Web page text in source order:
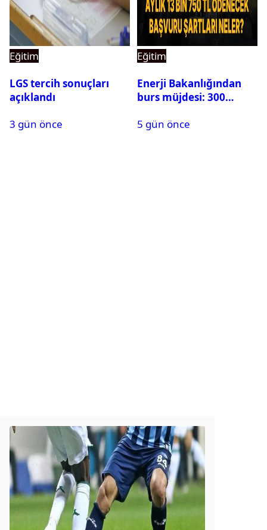
Eğitim
LGS tercih sonuçları
açıklandı
3 gün önce
Eğitim
Enerji Bakanlığından
burs müjdesi: 300
500’e çıkarıldı
5 gün önce